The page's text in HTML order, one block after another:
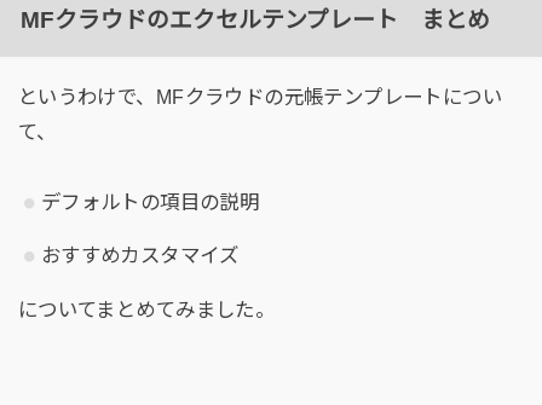
MFクラウドのエクセルテンプレート まとめ
というわけで、MFクラウドの元帳テンプレートについ
て、
デフォルトの項目の説明
おすすめカスタマイズ
についてまとめてみました。